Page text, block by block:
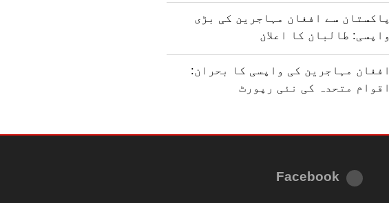
پاکستان سے افغان مہاجرین کی بڑی
واپسی: طالبان کا اعلان
افغان مہاجرین کی واپسی کا بحران:
اقوام متحدہ کی نئی رپورٹ
Facebook